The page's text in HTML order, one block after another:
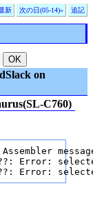
新 次の日(05-14)» 追記
on
C760)
Error:
Error: